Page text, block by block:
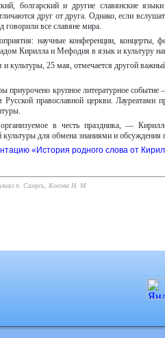
болгарский и другие славянские
друг от друга. Однако, если
говорили все славяне мира.
научные конференции, концерты,
Кирилла и Мефодия в язык и культуру
и культуры, 25 мая, отмечается другой
приурочено крупное литературное
православной церкви. Лауреатами
в честь праздника, —
культуры для обмена знаниями и
«История родного слова от
п. Самусь, Косова Н. М.